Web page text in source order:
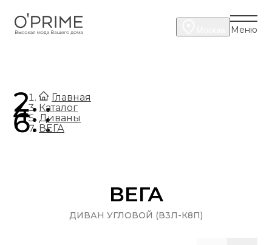
Меню
Главная
.
Каталог
.
Диваны
.
ВЕГА
ВЕГА
ДИВАН УГЛОВОЙ (В3Л-К8П)